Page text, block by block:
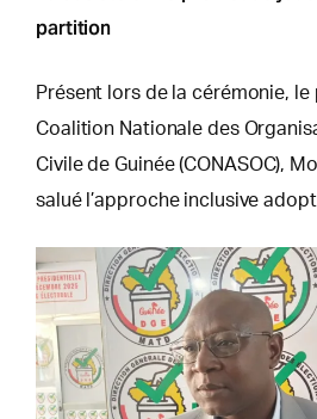
partition
Présent lors de la cérémonie, le
Coalition Nationale des
Civile de Guinée (CONASOC),
salué l’approche inclusive